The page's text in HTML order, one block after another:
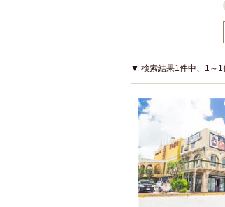
▼ 検索結果1件中、1～1